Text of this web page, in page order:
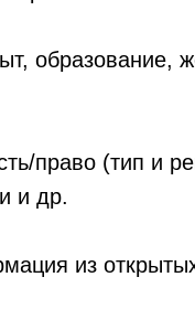
образование,
право (тип и
и др.
из